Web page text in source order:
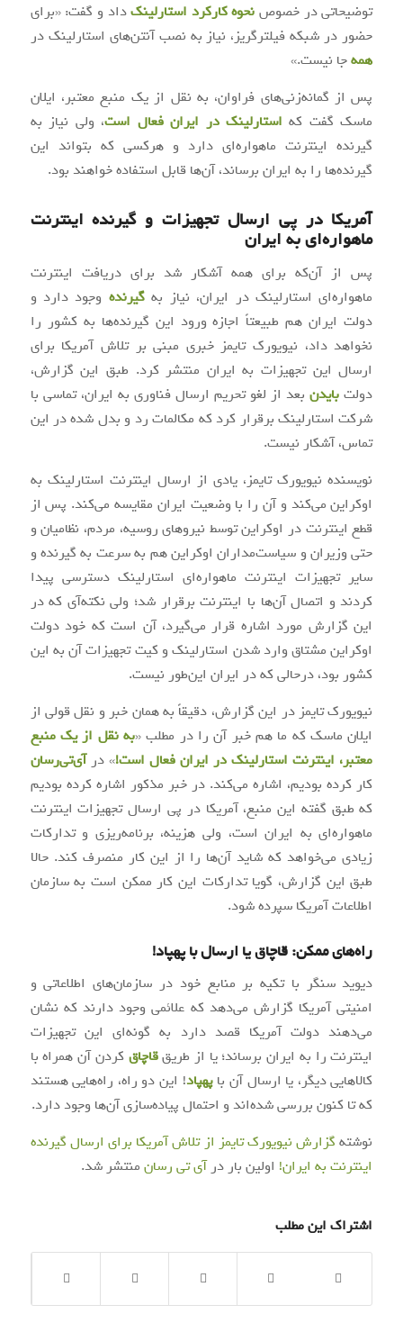
توضیحاتی در خصوص نحوه کارکرد استارلینکداد و گفت: «برای
حضور در شبکه فیلترگریز، نیاز به نصب آنتن‌های استارلینک در
همهجا نیست.»
پس از گمانه‌زنی‌های فراوان، به نقل از یک منبع معتبر، ایلان
ماسک گفت کهاستارلینک در ایران فعال است، ولی نیاز به
گیرنده اینترنت ماهواره‌ای دارد و هرکسی که بتواند این
گیرنده‌ها را به ایران برساند، آن‌ها قابل استفاده خواهند بود.
آمریکا در پی ارسال تجهیزات و گیرنده اینترنت
ماهواره‌ای به ایران
پس از آن‌که برای همه آشکار شد برای دریافت اینترنت
ماهواره‌ای استارلینک در ایران، نیاز بهگیرنده وجود دارد و
دولت ایران هم طبیعتاً اجازه ورود این گیرنده‌ها به کشور را
نخواهد داد، نیویورک تایمز خبری مبنی بر تلاش آمریکا برای
ارسال این تجهیزات به ایران منتشر کرد. طبق این گزارش،
دولت بایدنبعد از لغو تحریم ارسال فناوری به ایران، تماسی با
شرکت استارلینک برقرار کرد که مکالمات رد و بدل شده در این
تماس، آشکار نیست.
نویسنده نیویورک تایمز، یادی از ارسال اینترنت استارلینک به
اوکراین می‌کند و آن را با وضعیت ایران مقایسه می‌کند. پس از
قطع اینترنت در اوکراین توسط نیروهای روسیه، مردم، نظامیان و
حتی وزیران و سیاست‌مداران اوکراین هم به سرعت به گیرنده و
سایر تجهیزات اینترنت ماهواره‌ای استارلینک دسترسی پیدا
کردند و اتصال آن‌ها با اینترنت برقرار شد؛ ولی نکته‌آی که در
این گزارش مورد اشاره قرار می‌گیرد، آن است که خود دولت
اوکراین مشتاق وارد شدن استارلینک و کیت تجهیزات آن به این
کشور بود، درحالی که در ایران این‌طور نیست.
نیویورک تایمز در این گزارش، دقیقاً به همان خبر و نقل قولی از
ایلان ماسک که ما هم خبر آن را در مطلب «به نقل از یک منبع
معتبر، اینترنت استارلینک در ایران فعال است!» درآی‌تی‌رسان
کار کرده بودیم، اشاره می‌کند. در خبر مذکور اشاره کرده بودیم
که طبق گفته این منبع، آمریکا در پی ارسال تجهیزات اینترنت
ماهواره‌ای به ایران است، ولی هزینه، برنامه‌ریزی و تدارکات
زیادی می‌خواهد که شاید آن‌ها را از این کار منصرف کند. حالا
طبق این گزارش، گویا تدارکات این کار ممکن است به سازمان
اطلاعات آمریکا سپرده شود.
راه‌های ممکن: قاچاق یا ارسال با پهپاد!
دیوید سنگر با تکیه بر منابع خود در سازمان‌های اطلاعاتی و
امنیتی آمریکا گزارش می‌دهد که علائمی وجود دارند که نشان
می‌دهند دولت آمریکا قصد دارد به گونه‌ای این تجهیزات
اینترنت را به ایران برساند؛ یا از طریققاچاق کردن آن همراه با
کالاهایی دیگر، یا ارسال آن باپهپاد! این دو راه، راه‌هایی هستند
که تا کنون بررسی شده‌اند و احتمال پیاده‌سازی آن‌ها وجود دارد.
نوشته گزارش نیویورک تایمز از تلاش آمریکا برای ارسال گیرنده
اینترنت به ایران! اولین بار درآی‌ تی‌ رسانمنتشر شد.
اشتراک این مطلب